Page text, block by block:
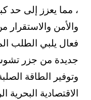
، مما يعزز إلى حد
والأمن والاستقرار
فعال يلبي الطلب
جديدة من جزر
وتوفير الطاقة
الاقتصادية البحرية